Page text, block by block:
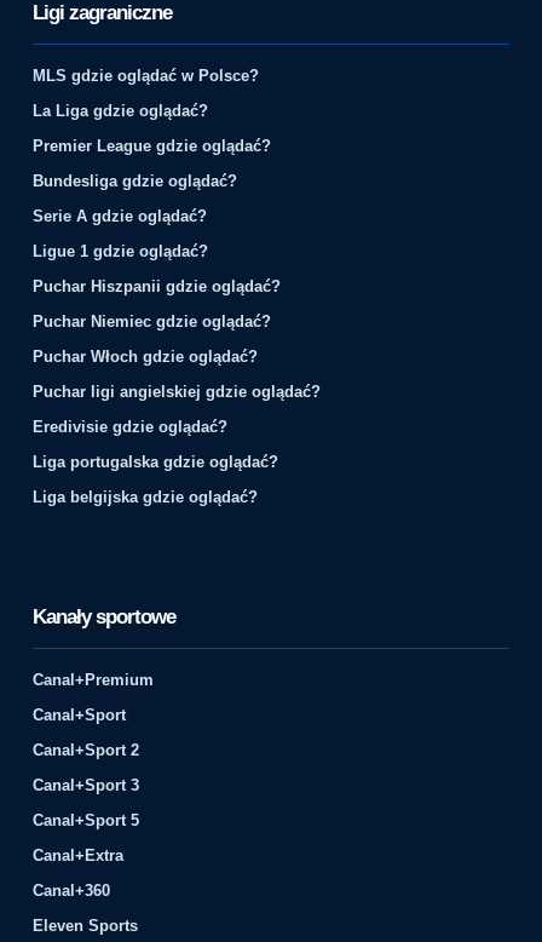
Ligi zagraniczne
MLS gdzie oglądać w Polsce?
La Liga gdzie oglądać?
Premier League gdzie oglądać?
Bundesliga gdzie oglądać?
Serie A gdzie oglądać?
Ligue 1 gdzie oglądać?
Puchar Hiszpanii gdzie oglądać?
Puchar Niemiec gdzie oglądać?
Puchar Włoch gdzie oglądać?
Puchar ligi angielskiej gdzie oglądać?
Eredivisie gdzie oglądać?
Liga portugalska gdzie oglądać?
Liga belgijska gdzie oglądać?
Kanały sportowe
Canal+Premium
Canal+Sport
Canal+Sport 2
Canal+Sport 3
Canal+Sport 5
Canal+Extra
Canal+360
Eleven Sports